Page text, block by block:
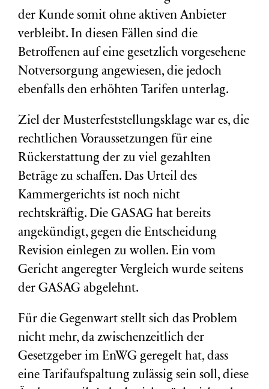
der Kunde somit ohne aktiven Anbieter
verbleibt. In diesen Fällen sind die
Betroffenen auf eine gesetzlich vorgesehene
Notversorgung angewiesen, die jedoch
ebenfalls den erhöhten Tarifen unterlag.
Ziel der Musterfeststellungsklage war es, die
rechtlichen Voraussetzungen für eine
Rückerstattung der zu viel gezahlten
Beträge zu schaffen. Das Urteil des
Kammergerichts ist noch nicht
rechtskräftig. Die GASAG hat bereits
angekündigt, gegen die Entscheidung
Revision einlegen zu wollen. Ein vom
Gericht angeregter Vergleich wurde seitens
der GASAG abgelehnt.
Für die Gegenwart stellt sich das Problem
nicht mehr, da zwischenzeitlich der
Gesetzgeber im EnWG geregelt hat, dass
eine Tarifaufspaltung zulässig sein soll, diese